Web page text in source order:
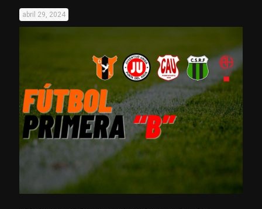
abril 29, 2024